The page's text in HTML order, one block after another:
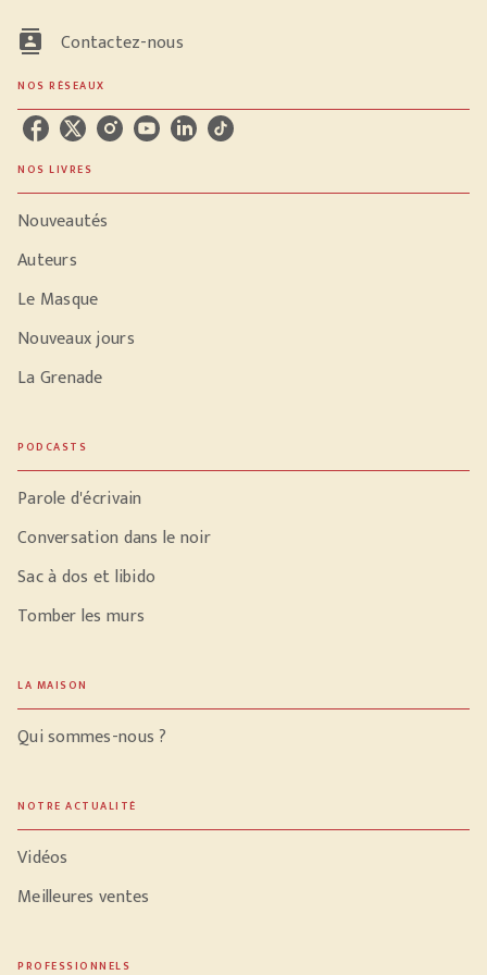
contacts Contactez-nous
NOS RÉSEAUX
NOS LIVRES
Nouveautés
Auteurs
Le Masque
Nouveaux jours
La Grenade
PODCASTS
Parole d'écrivain
Conversation dans le noir
Sac à dos et libido
Tomber les murs
LA MAISON
Qui sommes-nous ?
NOTRE ACTUALITÉ
Vidéos
Meilleures ventes
PROFESSIONNELS